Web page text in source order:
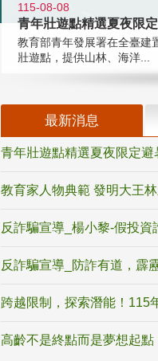
115-08-08
教育部青年發展署在全臺建
壯遊點，提供山林、海洋...
最新消息
青年壯遊點精選夏夜限定
教育家人物典範 發明大王
反詐騙宣導_楊小黎-假投資
反詐騙宣導_防詐有道，霹
跨越限制，探索潛能！115
高齡不是終點而是夢想起